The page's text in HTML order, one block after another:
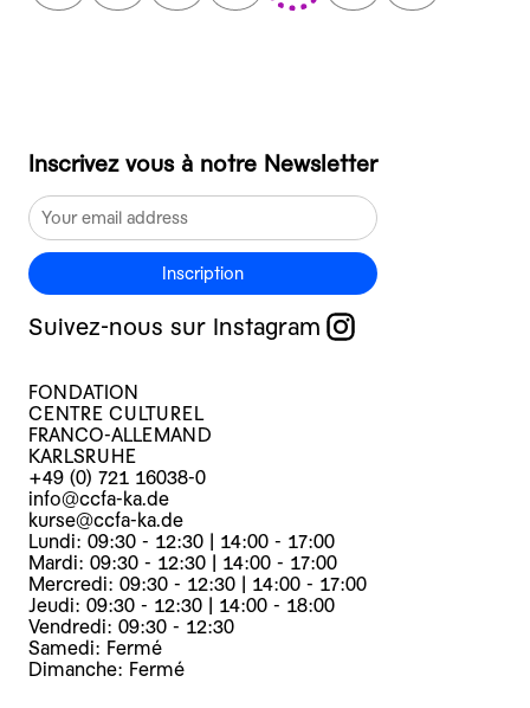
Inscrivez vous à notre Newsletter
Inscription
Suivez-nous sur Instagram
FONDATION
CENTRE CULTUREL
FRANCO-ALLEMAND
KARLSRUHE
+49 (0) 721 16038-0
info@ccfa-ka.de
kurse@ccfa-ka.de
Lundi: 09:30 - 12:30 | 14:00 - 17:00
Mardi: 09:30 - 12:30 | 14:00 - 17:00
Mercredi: 09:30 - 12:30 | 14:00 - 17:00
Jeudi: 09:30 - 12:30 | 14:00 - 18:00
Vendredi: 09:30 - 12:30
Samedi: Fermé
Dimanche: Fermé